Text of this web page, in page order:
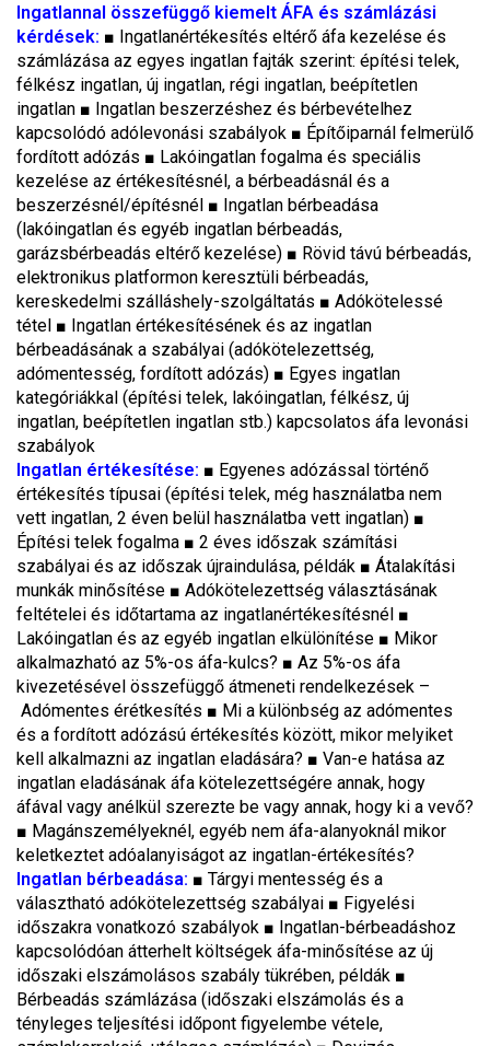
Ingatlannal összefüggő kiemelt ÁFA és számlázási
kérdések: ■ Ingatlanértékesítés eltérő áfa kezelése és
számlázása az egyes ingatlan fajták szerint: építési telek,
félkész ingatlan, új ingatlan, régi ingatlan, beépítetlen
ingatlan ■ Ingatlan beszerzéshez és bérbevételhez
kapcsolódó adólevonási szabályok ■ Építőiparnál felmerülő
fordított adózás ■ Lakóingatlan fogalma és speciális
kezelése az értékesítésnél, a bérbeadásnál és a
beszerzésnél/építésnél ■ Ingatlan bérbeadása
(lakóingatlan és egyéb ingatlan bérbeadás,
garázsbérbeadás eltérő kezelése) ■ Rövid távú bérbeadás,
elektronikus platformon keresztüli bérbeadás,
kereskedelmi szálláshely-szolgáltatás ■ Adókötelessé
tétel ■ Ingatlan értékesítésének és az ingatlan
bérbeadásának a szabályai (adókötelezettség,
adómentesség, fordított adózás) ■ Egyes ingatlan
kategóriákkal (építési telek, lakóingatlan, félkész, új
ingatlan, beépítetlen ingatlan stb.) kapcsolatos áfa levonási
szabályok
Ingatlan értékesítése: ■ Egyenes adózással történő
értékesítés típusai (építési telek, még használatba nem
vett ingatlan, 2 éven belül használatba vett ingatlan) ■
Építési telek fogalma ■ 2 éves időszak számítási
szabályai és az időszak újraindulása, példák ■ Átalakítási
munkák minősítése ■ Adókötelezettség választásának
feltételei és időtartama az ingatlanértékesítésnél ■
Lakóingatlan és az egyéb ingatlan elkülönítése ■ Mikor
alkalmazható az 5%-os áfa-kulcs? ■ Az 5%-os áfa
kivezetésével összefüggő átmeneti rendelkezések –
Adómentes érétkesítés ■ Mi a különbség az adómentes
és a fordított adózású értékesítés között, mikor melyiket
kell alkalmazni az ingatlan eladására? ■ Van-e hatása az
ingatlan eladásának áfa kötelezettségére annak, hogy
áfával vagy anélkül szerezte be vagy annak, hogy ki a vevő?
■ Magánszemélyeknél, egyéb nem áfa-alanyoknál mikor
keletkeztet adóalanyiságot az ingatlan-értékesítés?
Ingatlan bérbeadása: ■ Tárgyi mentesség és a
választható adókötelezettség szabályai ■ Figyelési
időszakra vonatkozó szabályok ■ Ingatlan-bérbeadáshoz
kapcsolódóan átterhelt költségek áfa-minősítése az új
időszaki elszámolásos szabály tükrében, példák ■
Bérbeadás számlázása (időszaki elszámolás és a
tényleges teljesítési időpont figyelembe vétele,